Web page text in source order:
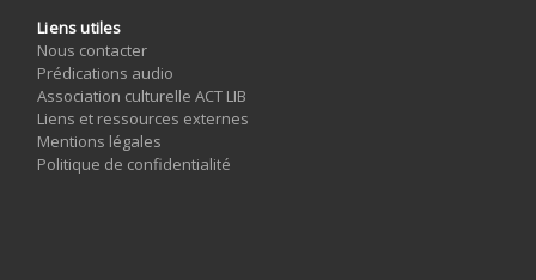
Liens utiles
Nous contacter
Prédications audio
Association culturelle ACT LIB
Liens et ressources externes
Mentions légales
Politique de confidentialité